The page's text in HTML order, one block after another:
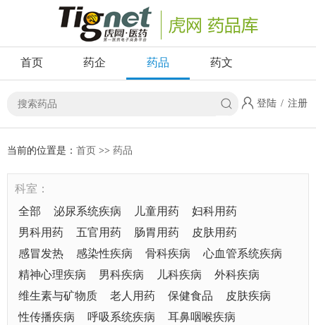
首页 药企 药品 药文
登陆 / 注册
当前的位置是： 首页 >> 药品
科室：
全部
泌尿系统疾病 儿童用药
妇科用药
男科用药
五官用药 肠胃用药
皮肤用药
感冒发热
感染性疾病 骨科疾病
心血管系统疾病
精神心理疾病
男科疾病 儿科疾病
外科疾病
维生素与矿物质
老人用药 保健食品
皮肤疾病
性传播疾病
呼吸系统疾病
耳鼻咽喉疾病